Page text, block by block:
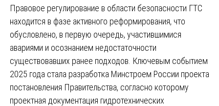
Правовое регулирование в области безопасности ГТС
находится в фазе активного реформирования, что
обусловлено, в первую очередь, участившимися
авариями и осознанием недостаточности
существовавших ранее подходов. Ключевым событием
2025 года стала разработка Минстроем России проекта
постановления Правительства, согласно которому
проектная документация гидротехнических